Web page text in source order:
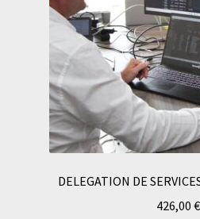
DELEGATION DE
426,00 €